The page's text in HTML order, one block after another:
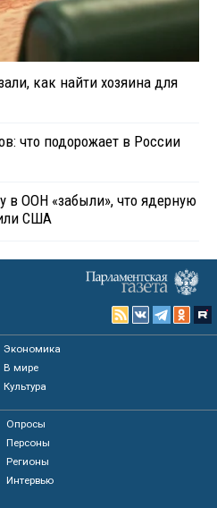
как найти хозяина для
что подорожает в России
в ООН «забыли», что ядерную
США
Экономика
В мире
Культура
Опросы
Персоны
Регионы
Интервью